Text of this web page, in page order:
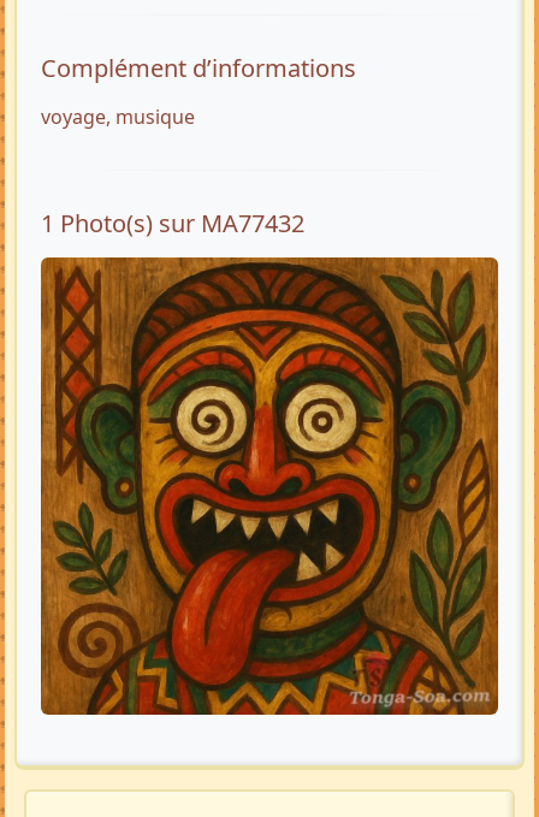
Complément d’informations
voyage, musique
1 Photo(s) sur MA77432